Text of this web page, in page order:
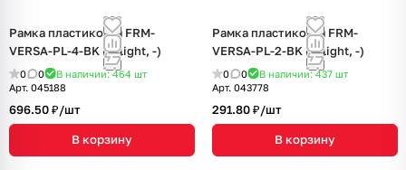
Рамка пластиковая FRM-
VERSA-PL-4-BK (Arlight, -)
0 0 В наличии: 464 шт
Арт. 045188
696.50 ₽/шт
В корзину
Рамка пластиковая FRM-
VERSA-PL-2-BK (Arlight, -)
0 0 В наличии: 437 шт
Арт. 043778
291.80 ₽/шт
В корзину